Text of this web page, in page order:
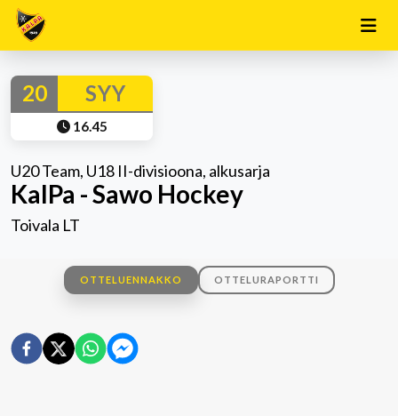
20 SYY
16.45
U20 Team, U18 II-divisioona, alkusarja
KalPa - Sawo Hockey
Toivala LT
OTTELUENNAKKO OTTELURAPORTTI